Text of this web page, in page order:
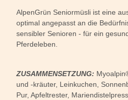
AlpenGrün Seniormüsli ist eine
optimal angepasst an die
sensibler Senioren - für ein
Pferdeleben.
ZUSAMMENSETZUNG:
und -kräuter, Leinkuchen,
Pur, Apfeltrester,